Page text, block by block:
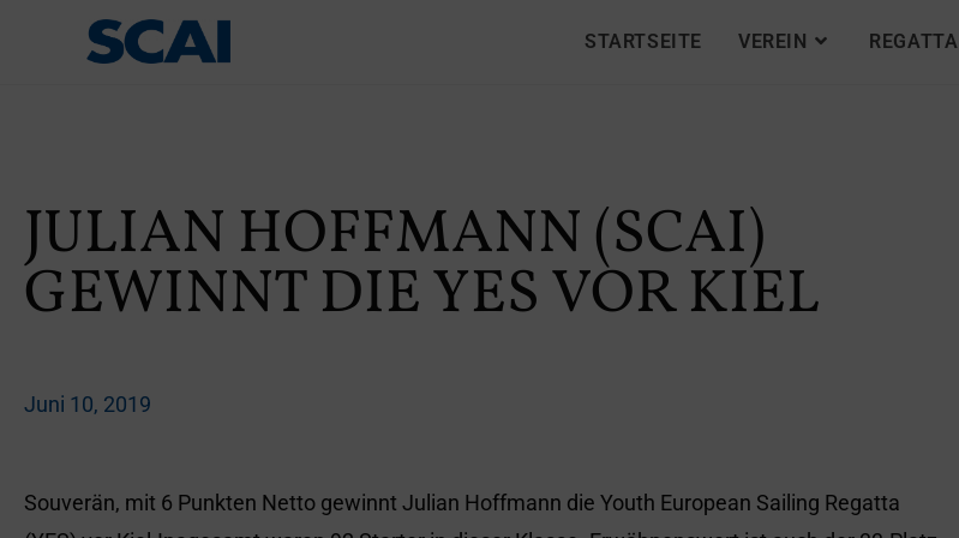
STARTSEITE VEREIN REGATTA
JULIAN HOFFMANN (SCAI)
GEWINNT DIE YES VOR KIEL
Juni 10, 2019
Souverän, mit 6 Punkten Netto gewinnt Julian Hoffmann die Youth European Sailing Regatta